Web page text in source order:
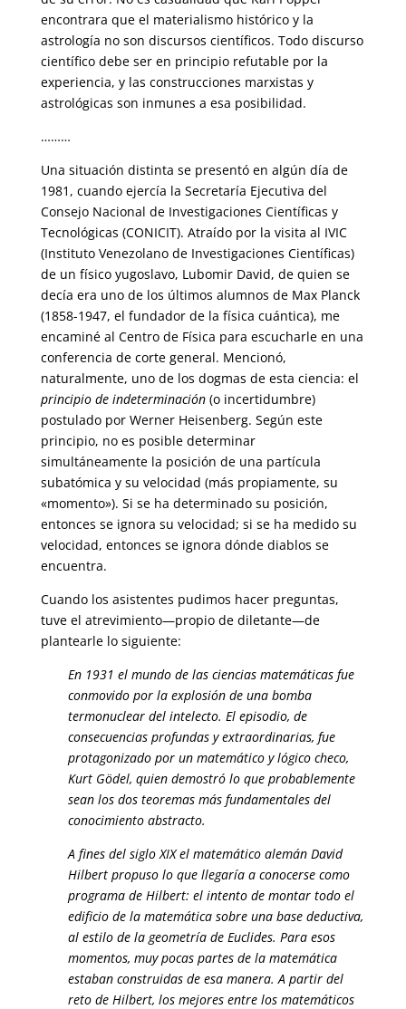
encontrara que el materialismo histórico y la
astrología no son discursos científicos. Todo discurso
científico debe ser en principio refutable por la
experiencia, y las construcciones marxistas y
astrológicas son inmunes a esa posibilidad.
………
Una situación distinta se presentó en algún día de
1981, cuando ejercía la Secretaría Ejecutiva del
Consejo Nacional de Investigaciones Científicas y
Tecnológicas (CONICIT). Atraído por la visita al IVIC
(Instituto Venezolano de Investigaciones Científicas)
de un físico yugoslavo, Lubomir David, de quien se
decía era uno de los últimos alumnos de Max Planck
(1858-1947, el fundador de la física cuántica), me
encaminé al Centro de Física para escucharle en una
conferencia de corte general. Mencionó,
naturalmente, uno de los dogmas de esta ciencia: el
principio de indeterminación(o incertidumbre)
postulado por Werner Heisenberg. Según este
principio, no es posible determinar
simultáneamente la posición de una partícula
subatómica y su velocidad (más propiamente, su
«momento»). Si se ha determinado su posición,
entonces se ignora su velocidad; si se ha medido su
velocidad, entonces se ignora dónde diablos se
encuentra.
Cuando los asistentes pudimos hacer preguntas,
tuve el atrevimiento—propio de diletante—de
plantearle lo siguiente:
En 1931 el mundo de las ciencias matemáticas fue
conmovido por la explosión de una bomba
termonuclear del intelecto. El episodio, de
consecuencias profundas y extraordinarias, fue
protagonizado por un matemático y lógico checo,
Kurt Gödel, quien demostró lo que probablemente
sean los dos teoremas más fundamentales del
conocimiento abstracto.
A fines del siglo XIX el matemático alemán David
Hilbert pro­puso lo que llegaría a conocerse como
programa de Hilbert: el intento de montar todo el
edificio de la matemática sobre una base deductiva,
al estilo de la geometría de Euclides. Para esos
momentos, muy po­cas partes de la matemática
estaban construidas de esa manera. A partir del
reto de Hilbert, los mejores entre los matemáticos